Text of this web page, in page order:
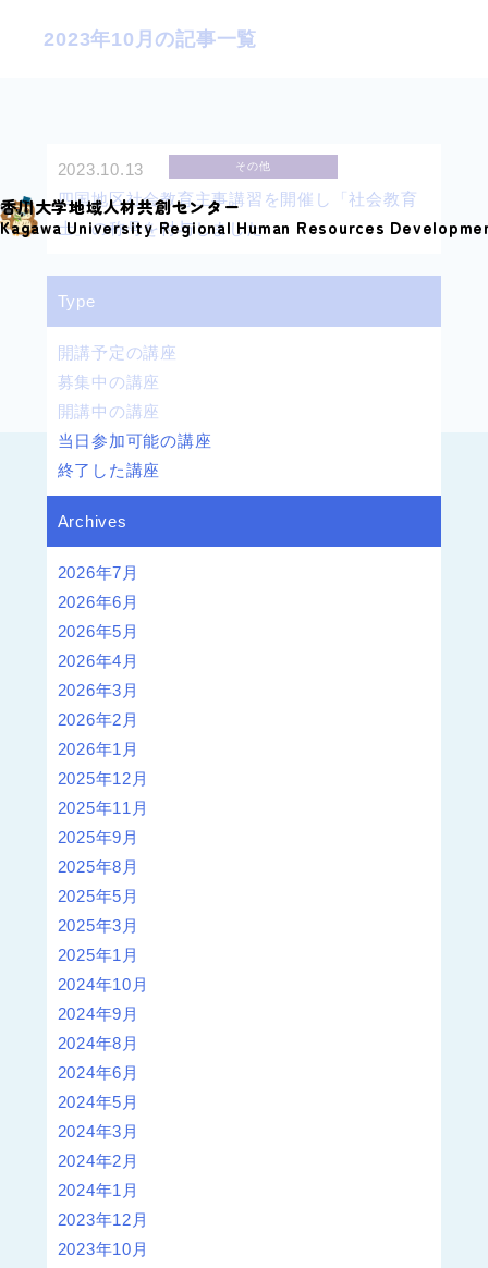
o
香川大学地域人材共創センター
Kagawa University Regional Human Resources
2023年10月の記事一覧
2023.10.13 その他
四国地区社会教育主事講習を開催し「社会教育
士」の称号を付与しました
Type
開講予定の講座
募集中の講座
開講中の講座
当日参加可能の講座
終了した講座
Archives
2026年7月
2026年6月
2026年5月
2026年4月
2026年3月
2026年2月
2026年1月
2025年12月
2025年11月
2025年9月
2025年8月
2025年5月
2025年3月
2025年1月
2024年10月
2024年9月
2024年8月
2024年6月
2024年5月
2024年3月
2024年2月
2024年1月
2023年12月
2023年10月